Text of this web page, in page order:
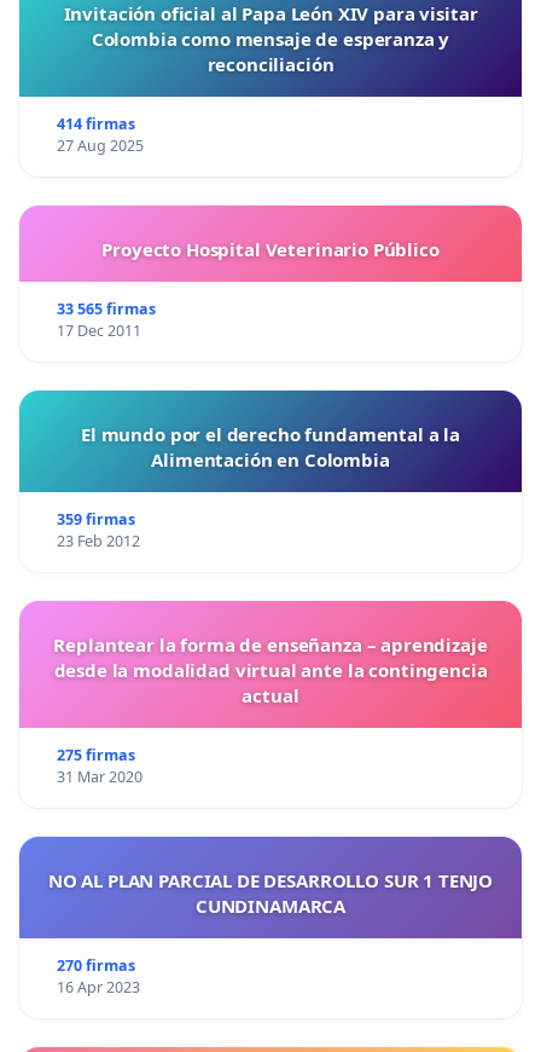
Invitación oficial al Papa León XIV para visitar
Colombia como mensaje de esperanza y
reconciliación
414 firmas
27 Aug 2025
Proyecto Hospital Veterinario Público
33 565 firmas
17 Dec 2011
El mundo por el derecho fundamental a la
Alimentación en Colombia
359 firmas
23 Feb 2012
Replantear la forma de enseñanza – aprendizaje
desde la modalidad virtual ante la contingencia
actual
275 firmas
31 Mar 2020
NO AL PLAN PARCIAL DE DESARROLLO SUR 1 TENJO
CUNDINAMARCA
270 firmas
16 Apr 2023